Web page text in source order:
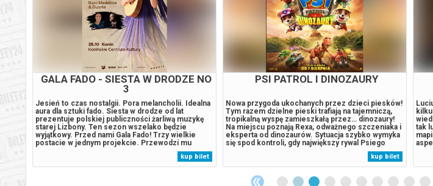
GALA FADO - SIESTA W DRODZE NO
3
Jesień to czas nostalgii. Pora melancholii. Idealna
aura dla sztuki fado. Siesta w drodze od lat
prezentuje polskiej publiczności żarliwą muzykę
starej Lizbony. Ten sezon wszelako będzie
wyjątkowy. Przed nami Gala Fado! Trzy wielkie
postacie w jednym projekcie. Przewodzi mu
wirtuozka gitary portugalskiej Marta Pereira da
Costa. Rzuciwszy wyzwanie światu od zawsze
zdominowanemu przez mężczyzn, Marta...
kup bilet
PSI PATROL I DINOZAURY
Nowa przygoda ukochanych przez dzieci piesków!
Tym razem dzielne pieski trafiają na tajemniczą,
tropikalną wyspę zamieszkałą przez… dinozaury!
Na miejscu poznają Rexa, odważnego szczeniaka i
eksperta od dinozaurów. Sytuacja szybko wymyka
się spod kontroli, gdy największy rywal Psiego
Patrolu, burmistrz Humdinger, również pojawia się
na wyspie. Jego nierozważne działania prowadzą
do przebudzenia potężnego,...
kup bilet
tak